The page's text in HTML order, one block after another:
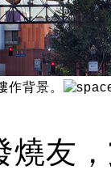
背景。
友，